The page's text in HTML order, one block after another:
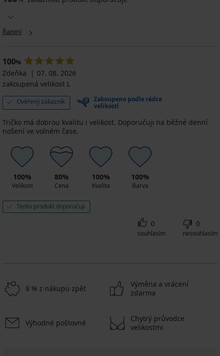
tričko
JACK
AND
272
Kč
389
218
Kč
kód
GET20
and
999
799
Kč
kód
GET20
Tričko
1 199
Kč
Řazení
100%
Zdeňka
07. 08. 2026
zakoupená velikost L
Ověřený zákazník
Zakoupeno podle rádce
velikostí
Tričko má dobrou kvalitu i velikost. Doporučuji na běžné denní
nošení ve volném čase.
100%
Velikost
80%
Cena
100%
Kvalita
100%
Barva
Tento produkt doporučuji
0
souhlasím
0
nesouhlasím
8 % z nákupu zpět
Výměna a vrácení
zdarma
Výhodné poštovné
Chytrý průvodce
velikostmi